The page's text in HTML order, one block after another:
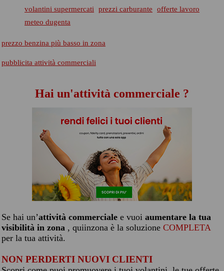
volantini supermercati prezzi carburante
offerte lavoro
meteo dugenta
prezzo benzina più basso in zona
pubblicita attività commerciali
Hai un'attività commerciale ?
Se hai un’attività commerciale e vuoi aumentare la tua
visibilità in zona , quiinzona è la soluzione COMPLETA
per la tua attività.
NON PERDERTI NUOVI CLIENTI